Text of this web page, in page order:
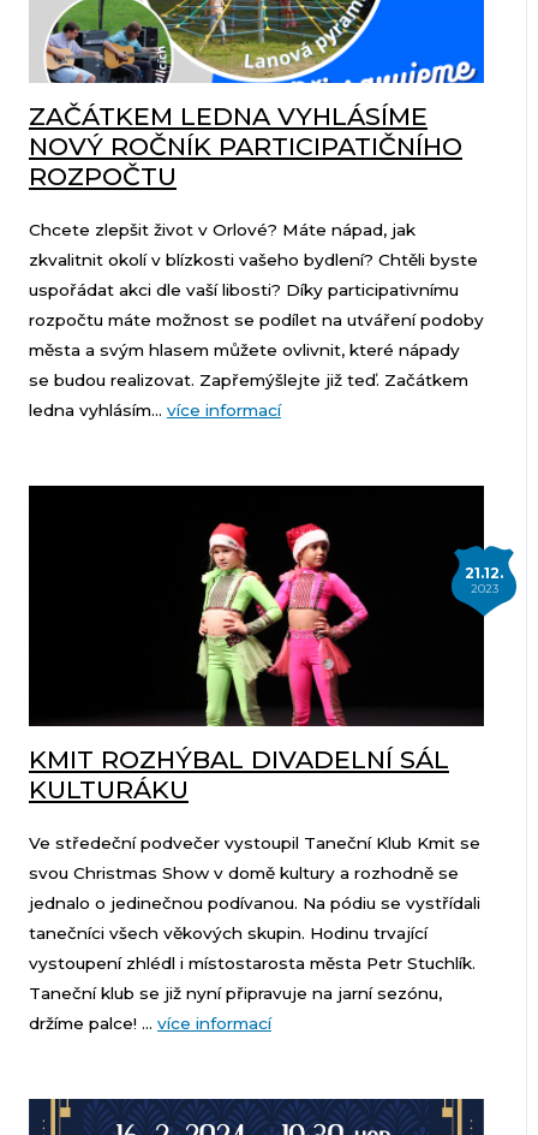
ZAČÁTKEM LEDNA VYHLÁSÍME
NOVÝ ROČNÍK PARTICIPATIČNÍHO
ROZPOČTU
Chcete zlepšit život v Orlové? Máte nápad, jak
zkvalitnit okolí v blízkosti vašeho bydlení? Chtěli byste
uspořádat akci dle vaší libosti? Díky participativnímu
rozpočtu máte možnost se podílet na utváření podoby
města a svým hlasem můžete ovlivnit, které nápady
se budou realizovat. Zapřemýšlejte již teď. Začátkem
ledna vyhlásím... více informací
21.12.
2023
KMIT ROZHÝBAL DIVADELNÍ SÁL
KULTURÁKU
Ve středeční podvečer vystoupil Taneční Klub Kmit se
svou Christmas Show v domě kultury a rozhodně se
jednalo o jedinečnou podívanou. Na pódiu se vystřídali
tanečníci všech věkových skupin. Hodinu trvající
vystoupení zhlédl i místostarosta města Petr Stuchlík.
Taneční klub se již nyní připravuje na jarní sezónu,
držíme palce! ... více informací